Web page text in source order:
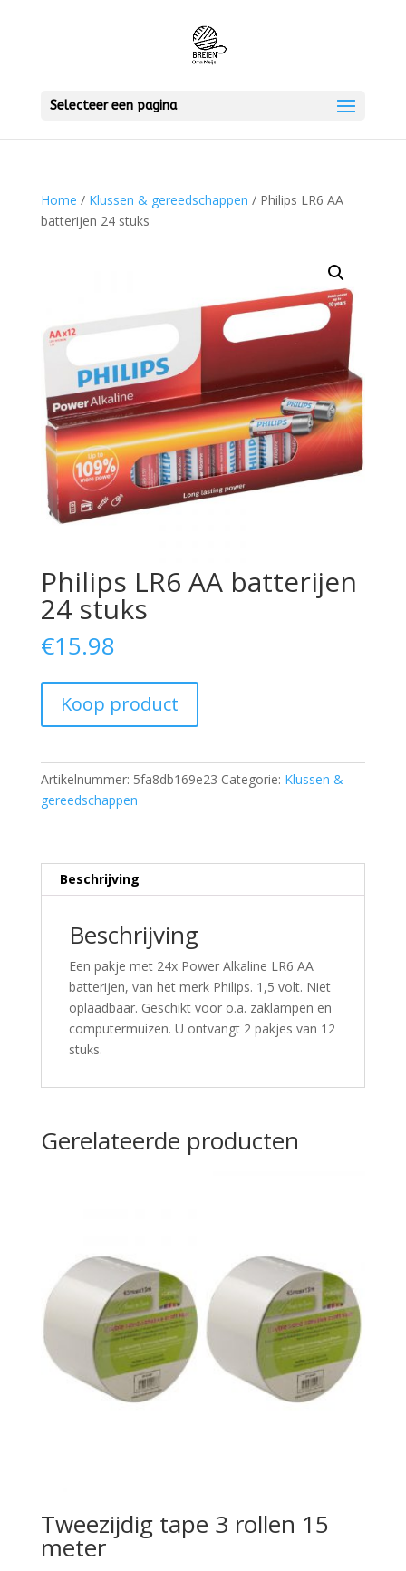
Selecteer een pagina
Home / Klussen & gereedschappen / Philips LR6 AA
batterijen 24 stuks
Philips LR6 AA batterijen
24 stuks
€15.98
Koop product
Artikelnummer: 5fa8db169e23 Categorie: Klussen &
gereedschappen
Beschrijving
Beschrijving
Een pakje met 24x Power Alkaline LR6 AA
batterijen, van het merk Philips. 1,5 volt. Niet
oplaadbaar. Geschikt voor o.a. zaklampen en
computermuizen. U ontvangt 2 pakjes van 12
stuks.
Gerelateerde producten
Tweezijdig tape 3 rollen 15
meter